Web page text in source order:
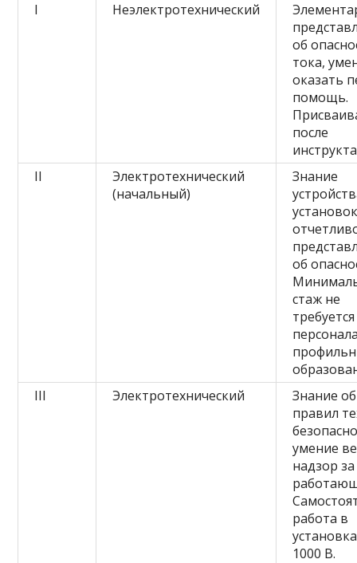
I
Неэлектротехнический
об
тока,
оказать
помощь.
после
II
Электротехнический
(начальный)
Знание
об
стаж не
III
Электротехнический
Знание
правил
умение
надзор за
работа в
1000 В.